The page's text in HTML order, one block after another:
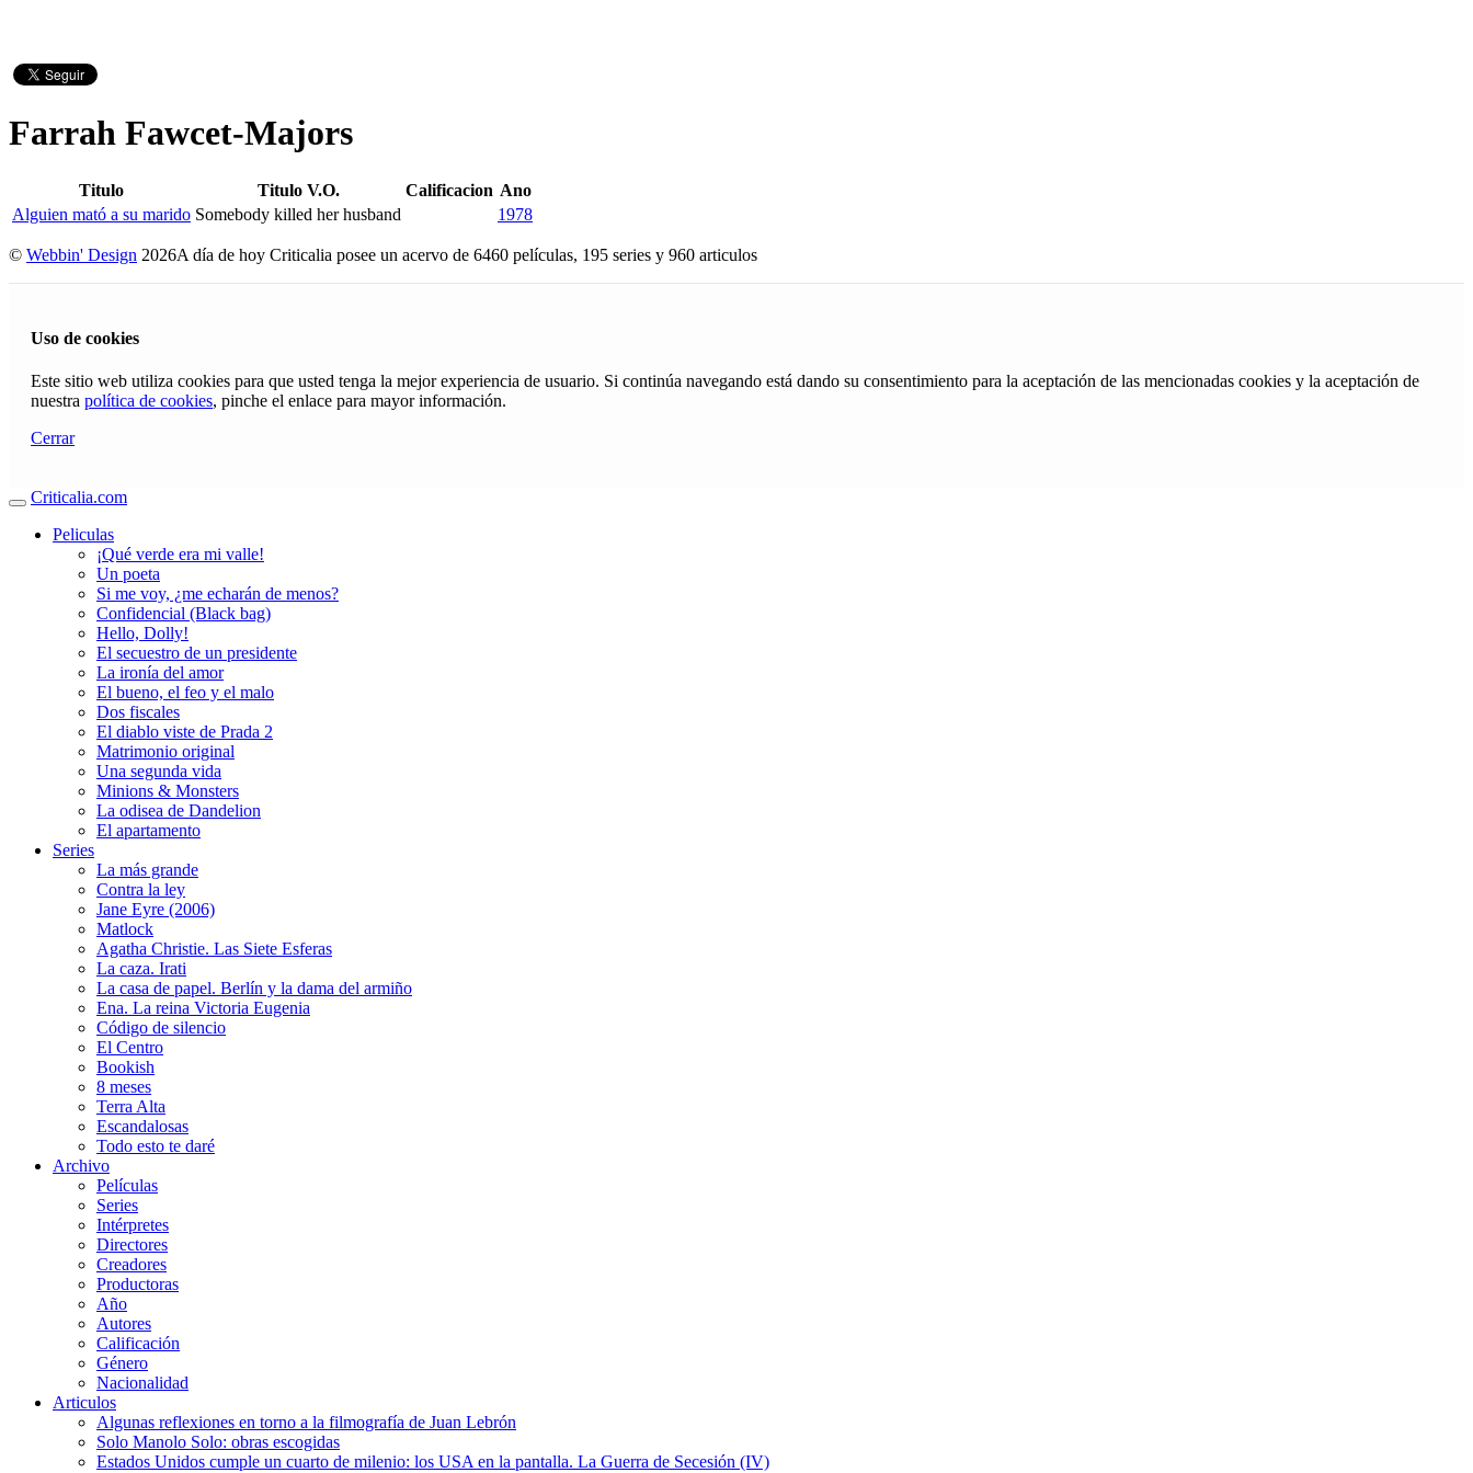
Farrah Fawcet-Majors
Titulo Titulo V.O. Calificacion Ano
Alguien mató a su marido Somebody killed her husband 1978
© Webbin' Design 2026A día de hoy Criticalia posee un acervo de 6460 películas, 195 series y 960 articulos
Uso de cookies
Este sitio web utiliza cookies para que usted tenga la mejor experiencia de usuario. Si continúa navegando está dando su consentimiento para la aceptación de las mencionadas cookies y la aceptación de
nuestra política de cookies, pinche el enlace para mayor información.
Cerrar
Criticalia.com
Peliculas
¡Qué verde era mi valle!
Un poeta
Si me voy, ¿me echarán de menos?
Confidencial (Black bag)
Hello, Dolly!
El secuestro de un presidente
La ironía del amor
El bueno, el feo y el malo
Dos fiscales
El diablo viste de Prada 2
Matrimonio original
Una segunda vida
Minions & Monsters
La odisea de Dandelion
El apartamento
Series
La más grande
Contra la ley
Jane Eyre (2006)
Matlock
Agatha Christie. Las Siete Esferas
La caza. Irati
La casa de papel. Berlín y la dama del armiño
Ena. La reina Victoria Eugenia
Código de silencio
El Centro
Bookish
8 meses
Terra Alta
Escandalosas
Todo esto te daré
Archivo
Películas
Series
Intérpretes
Directores
Creadores
Productoras
Año
Autores
Calificación
Género
Nacionalidad
Articulos
Algunas reflexiones en torno a la filmografía de Juan Lebrón
Solo Manolo Solo: obras escogidas
Estados Unidos cumple un cuarto de milenio: los USA en la pantalla. La Guerra de Secesión (IV)